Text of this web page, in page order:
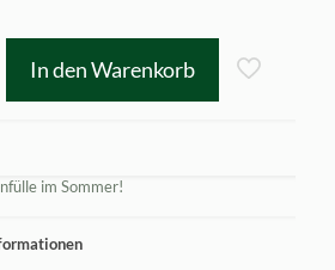
In den Warenkorb
im Sommer!